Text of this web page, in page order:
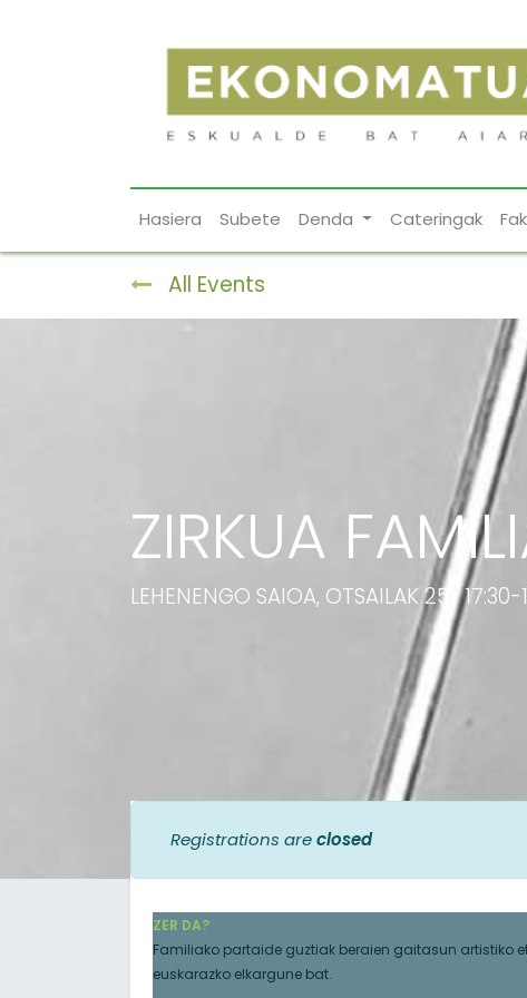
Hasiera Subete Denda Cateringak
All Events
ZIRKUA
LEHENENGO SAIOA, OTSAILAK 25, 17:30-
Registrations areclosed
ZER DA?
Familiako partaide guztiak beraien gaitasun artistiko
euskarazko elkargune bat.